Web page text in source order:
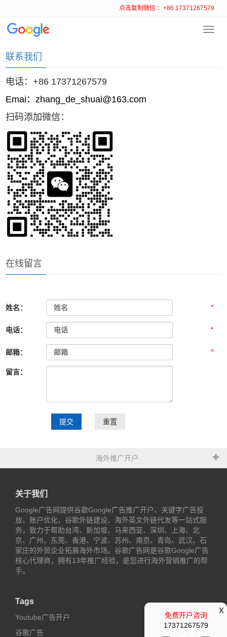
点击复制微信 ：+86 17371267579
首页>联系我们
联系我们
电话：+86 17371267579
Emai：zhang_de_shuai@163.com
扫码添加微信：
在线留言
姓名： *
电话： *
邮箱： *
留言：
海外推广开户
X
免费开户咨询
17371267579
关于我们
Google广告网提供谷歌Google广告推广开户、关键字广告投
放、账户优化、谷歌外链建设、海外英文外链代发等一站式服
务，致力于帮助台湾、新加坡、马来西亚、深圳、上海、北
京、广州、东莞、香港、宁波、苏州、南京、青岛、武汉、石
家庄的外贸企业拓展海外市场。谷歌广告网是谷歌Google广告
核心代理商，拥有13年推广经验，是您进行海外营销推广的帮
手。
Tags
Youtube广告开户
谷歌广告